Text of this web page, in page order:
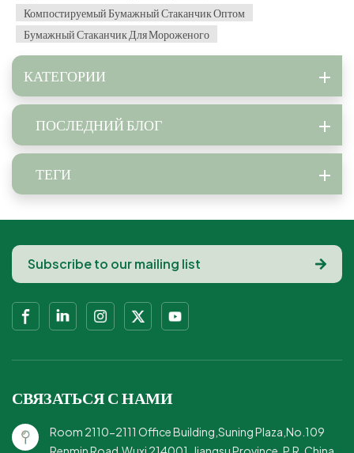
Компостируемый Бумажный Стаканчик Оптом
Бумажный Стаканчик Для Мороженого
КАТЕГОРИИ
ПОСЛЕДНИЙ БЛОГ
ТЕГИ
СВЯЗАТЬСЯ С НАМИ
Room 2110-2111 Office Building,Suning Plaza,No.109